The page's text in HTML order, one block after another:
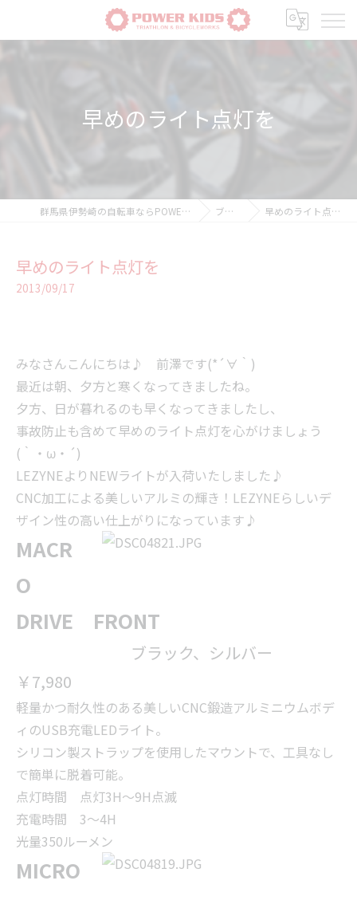
早めのライト点灯を
群馬県伊勢崎の自転車ならPOWER-KIDS ブログ 早めのライト点灯を
早めのライト点灯を
2013/09/17
みなさんこんにちは♪ 前澤です(*´∀｀)
最近は朝、夕方と寒くなってきましたね。
夕方、日が暮れるのも早くなってきましたし、
事故防止も含めて早めのライト点灯を心がけましょう
(｀・ω・´)
LEZYNEよりNEWライトが入荷いたしました♪
CNC加工による美しいアルミの輝き！LEZYNEらしいデ
ザイン性の高い仕上がりになっています♪
MACR
O
DRIVE FRONT
ブラック、シルバー
￥7,980
軽量かつ耐久性のある美しいCNC鍛造アルミニウムボデ
ィのUSB充電LEDライト。
シリコン製ストラップを使用したマウントで、工具なし
で簡単に脱着可能。
点灯時間 点灯3H～9H点滅
充電時間 3～4H
光量350ルーメン
MICRO